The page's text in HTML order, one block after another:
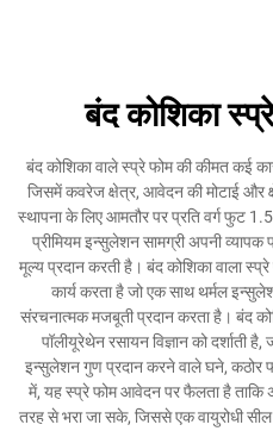
बंद कोशिका
बंद कोशिका वाले स्प्रे फोम की कीमत कई
जिसमें कवरेज क्षेत्र, आवेदन की मोटाई और
स्थापना के लिए आमतौर पर प्रति वर्ग फुट
प्रीमियम इन्सुलेशन सामग्री अपनी
मूल्य प्रदान करती है। बंद कोशिका वाला
कार्य करता है जो एक साथ थर्मल
संरचनात्मक मजबूती प्रदान करता है। बंद
पॉलीयूरेथेन रसायन विज्ञान को दर्शाती
इन्सुलेशन गुण प्रदान करने वाले घने, कठोर
में, यह स्प्रे फोम आवेदन पर फैलता है ताकि
तरह से भरा जा सके, जिससे एक वायुरोधी